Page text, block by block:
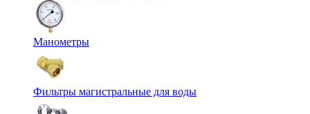
Манометры
Фильтры магистральные для воды